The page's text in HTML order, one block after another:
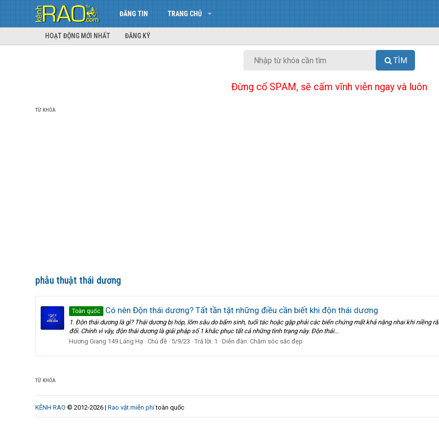
ĐĂNG TIN TRANG CHỦ
HOẠT ĐỘNG MỚI NHẤT ĐĂNG KÝ
TÌM
Đừng cố SPAM, sẽ cấm vĩnh viễn ngay và luôn
TỪ KHÓA
phẫu thuật thái dương
Toàn quốc Có nên Độn thái dương? Tất tần tật những điều cần biết khi độn thái dương
1. Độn thái dương là gì? Thái dương bị hóp, lõm sâu do bẩm sinh, tuổi tác hoặc gặp phải các biến chứng mất khả năng nhai khi niềng
đối. Chính vì vậy, độn thái dương là giải pháp số 1 khắc phục tất cả những tình trạng này. Độn thái...
Hương Giang 149 Láng Hạ
Chủ đề 5/9/23 Trả lời: 1 Diễn đàn: Chăm sóc sắc đẹp
TỪ KHÓA
KÊNH RAO © 2012-2026 | Rao vặt miễn phítoàn quốc